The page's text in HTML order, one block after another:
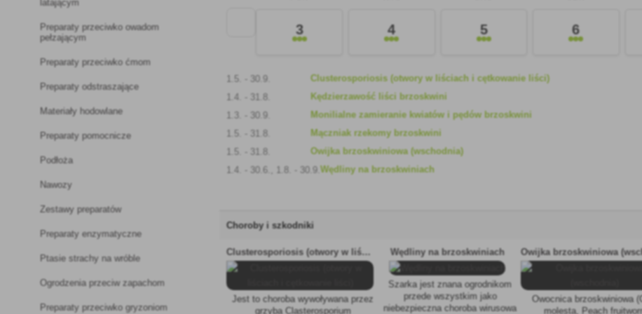
latającym
Preparaty przeciwko owadom
pełzającym
Preparaty przeciwko ćmom
Preparaty odstraszające
Materiały hodowlane
Preparaty pomocnicze
Podłoża
Nawozy
Zestawy preparatów
Preparaty enzymatyczne
Ptasie strachy na wróble
Ogrodzenia przeciw zapachom
Preparaty przeciwko gryzoniom
3 4 5 6
1.5. - 30.9.
Clusterosporiosis (otwory w liściach i cętkowanie liści)
1.4. - 31.8.
Kędzierzawość liści brzoskwini
1.3. - 30.9.
Monilialne zamieranie kwiatów i pędów brzoskwini
1.5. - 31.8.
Mączniak rzekomy brzoskwini
1.5. - 31.8.
Owijka brzoskwiniowa (wschodnia)
1.4. - 30.6., 1.8. - 30.9.Wędliny na brzoskwiniach
Choroby i szkodniki
Clusterosporiosis (otwory w liściach i cętkowanie liści)
Jest to choroba wywoływana przez
grzyba Clasterosporium
Wędliny na brzoskwiniach
Szarka jest znana ogrodnikom
przede wszystkim jako
niebezpieczna choroba wirusowa
Owocnica brzoskwiniowa
molesta, Peach